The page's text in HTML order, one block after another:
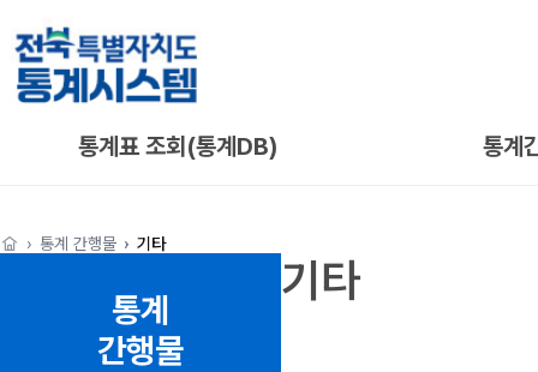
통계표 조회(통계DB) 통계
통계 간행물 기타
통계
간행물
기타